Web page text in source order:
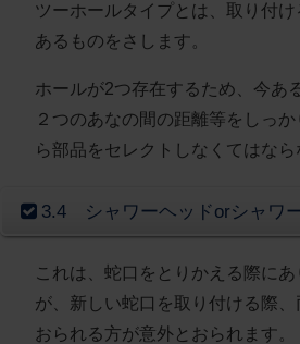
ツーホールタイプとは、取り付
あるものをさします。
ホールが2つ存在するため、今あ
２つのあなの間の距離等をしっ
ら部品をセレクトしなくてはなら
3.4 シャワーヘッドorシャワ
これは、蛇口をとりかえる際に
が、新しい蛇口を取り付ける際
おられる方が意外とおられます。